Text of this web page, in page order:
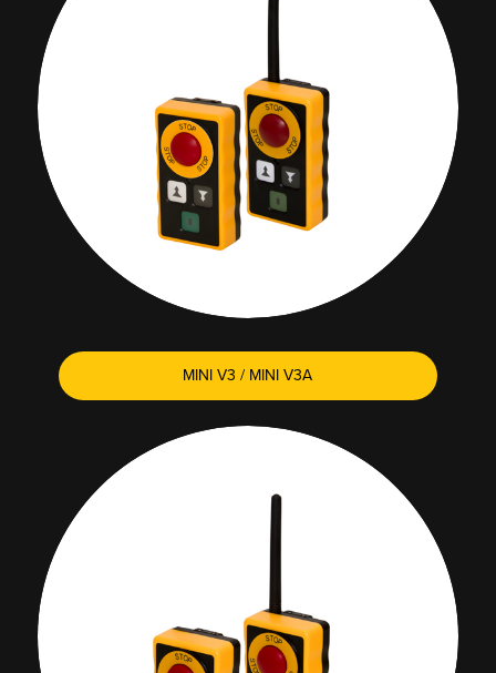
MINI V3 / MINI V3A